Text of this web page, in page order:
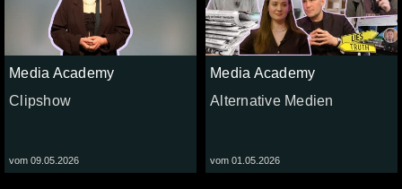
Media Academy
Clipshow
vom 09.05.2026
Media Academy
Alternative Medien
vom 01.05.2026